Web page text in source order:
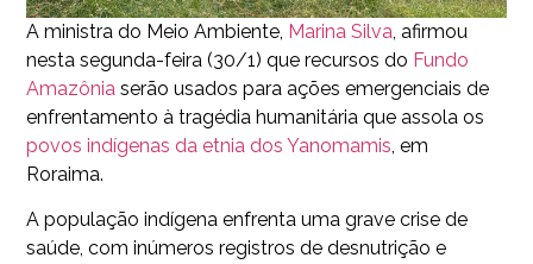
A ministra do Meio Ambiente, Marina Silva, afirmou
nesta segunda-feira (30/1) que recursos do Fundo
Amazônia serão usados para ações emergenciais de
enfrentamento à tragédia humanitária que assola os
povos indígenas da etnia dos Yanomamis, em
Roraima.
A população indígena enfrenta uma grave crise de
saúde, com inúmeros registros de desnutrição e